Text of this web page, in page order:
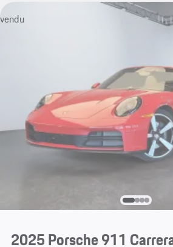
vendu
2025 Porsche 911